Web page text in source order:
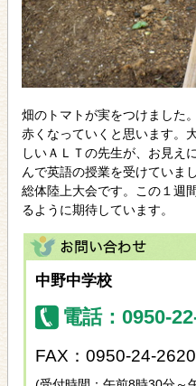
畑のトマトが実をつけました
赤くなっていくと思います。
しいＡＬＴの先生が、お見え
んで英語の授業を受けていま
総体陸上大会です。この１週
るように期待しています。
中野中学校
電話：0950-
FAX：0950-24-2620